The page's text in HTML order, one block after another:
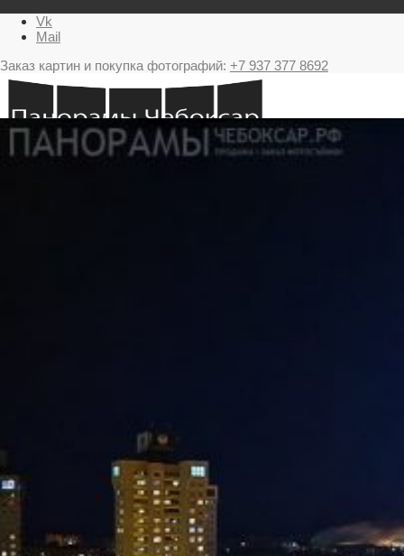
Vk
Mail
Заказ картин и покупка фотографий: +7 937 377 8692
Вечерние Чебоксары
Фото Чебоксары
Чебоксарский залив